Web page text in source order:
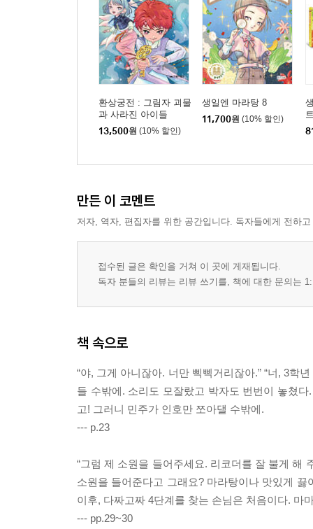
환상궁전 : 그림자 괴물
과 사라진 아이들
13,500원 (10% 할인)
생일엔 마라탕 8
11,700원 (10% 할인)
만든 이 코멘트
저자, 역자, 편집자를 위한 공간입니다. 독자들에게 전하
접수된 글은 확인을 거쳐 이 곳에 게재됩니다.
독자 분들의 리뷰는 리뷰 쓰기를, 책에 대한 문의는
책 속으로
“야, 그게 아니잖아. 너만 삑삑거리잖아.” “너, 3학
들 수밖에. 소리도 모잘랐고 박자도 번번이 놓쳤
고! 그러니 민주가 인호만 쪼아댈 수밖에.
--- p.23
“그럼 제 소원을 들어주세요. 리코더를 잘 불게 해
소원을 들어준다고 그래요? 마라탕이나 맛있게
이후, 다짜고짜 4단계를 찾는 손님은 처음이다. 마
--- pp.29~30